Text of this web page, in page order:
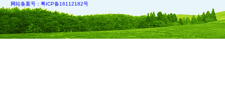
网站备案号：粤ICP备16112182号